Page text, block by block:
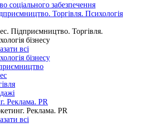
соціального забезпечення
Торгівля. Психологія
Підприємництво. Торгівля.
бізнесу
всі
бізнесу
Реклама. PR
Реклама. PR
всі